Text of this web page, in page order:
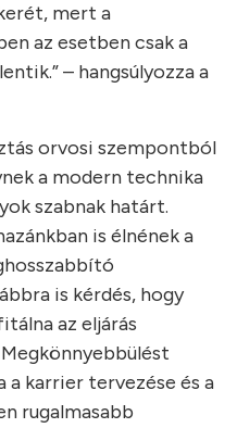
mert a
az esetben csak a
– hangsúlyozza a
orvosi szempontból
a modern technika
szabnak határt.
is élnének a
is kérdés, hogy
az eljárás
a karrier tervezése és a
rugalmasabb